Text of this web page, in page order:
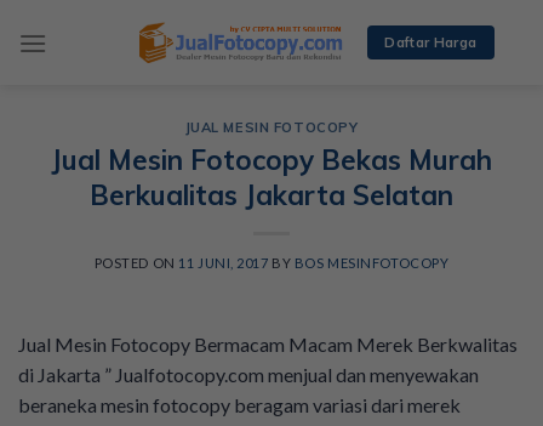
Daftar Harga
JUAL MESIN FOTOCOPY
Jual Mesin Fotocopy Bekas Murah
Berkualitas Jakarta Selatan
POSTED ON 11 JUNI, 2017 BY BOS MESINFOTOCOPY
Jual Mesin Fotocopy Bermacam Macam Merek Berkwalitas
di Jakarta ” Jualfotocopy.com menjual dan menyewakan
beraneka mesin fotocopy beragam variasi dari merek